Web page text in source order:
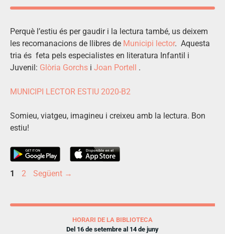
Perquè l’estiu és per gaudir i la lectura també, us deixem
les recomanacions de llibres de Municipi lector. Aquesta
tria és feta pels especialistes en literatura Infantil i
Juvenil: Glòria Gorchs i Joan Portell .
MUNICIPI LECTOR ESTIU 2020-B2
Somieu, viatgeu, imagineu i creixeu amb la lectura. Bon
estiu!
1 2 Següent →
HORARI DE LA BIBLIOTECA
Del 16 de setembre al 14 de juny